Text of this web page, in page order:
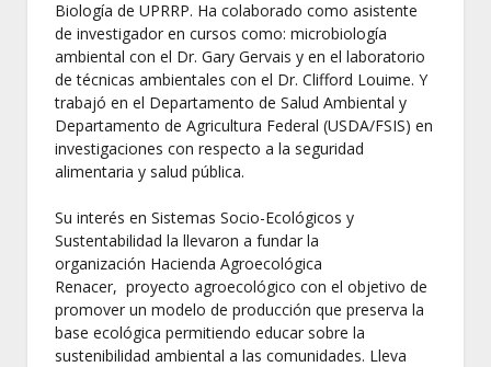
Biología de UPRRP. Ha colaborado como asistente
de investigador en cursos como: microbiología
ambiental con el Dr. Gary Gervais y en el laboratorio
de técnicas ambientales con el Dr. Clifford Louime. Y
trabajó en el Departamento de Salud Ambiental y
Departamento de Agricultura Federal (USDA/FSIS) en
investigaciones con respecto a la seguridad
alimentaria y salud pública.
Su interés en Sistemas Socio-Ecológicos y
Sustentabilidad la llevaron a fundar la
organización Hacienda Agroecológica
Renacer, proyecto agroecológico con el objetivo de
promover un modelo de producción que preserva la
base ecológica permitiendo educar sobre la
sustenibilidad ambiental a las comunidades. Lleva